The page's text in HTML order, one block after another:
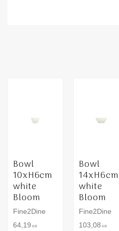
Bowl
10xH6cm
white
Bloom
Fine2Dine
64,19 KR
Bowl
14xH6cm
white
Bloom
Fine2Dine
103,08 KR